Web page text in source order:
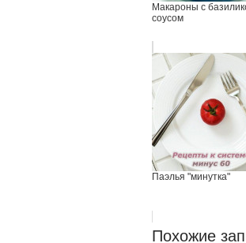
Макароны с
соусом
Паэлья "минутка"
Похожие